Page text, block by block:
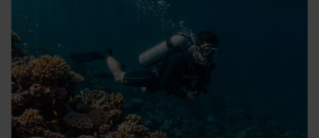
Savonie? Kiedy najlepiej zaplanować podróż? Z czego słynie
więcej...